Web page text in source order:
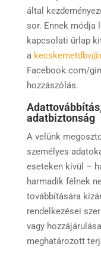
által
sor. Ennek módja
kapcsolati űrlap
a
Facebook.com/
hozzászólás.
adatbiztonság
A velünk
személyes
eseteken kívül –
harmadik félnek
továbbítására
rendelkezései
vagy
meghatározott